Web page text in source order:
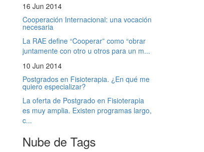
16 Jun 2014
Cooperación Internacional: una vocación
necesaria
La RAE define “Cooperar” como “obrar
juntamente con otro u otros para un m...
10 Jun 2014
Postgrados en Fisioterapia. ¿En qué me
quiero especializar?
La oferta de Postgrado en Fisioterapia
es muy amplia. Existen programas largo,
c...
Nube de Tags